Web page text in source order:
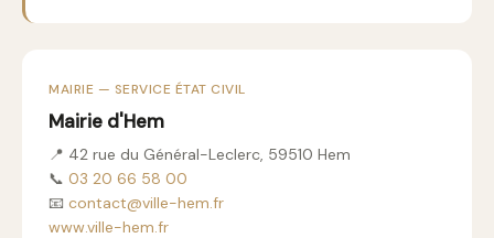
MAIRIE — SERVICE ÉTAT CIVIL
Mairie d'Hem
📍 42 rue du Général-Leclerc, 59510 Hem
📞 03 20 66 58 00
📧 contact@ville-hem.fr
www.ville-hem.fr